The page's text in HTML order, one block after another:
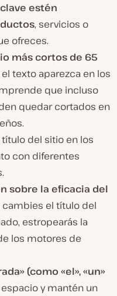
estén
, servicios o
ofreces.
más cortos de 65
texto aparezca en los
que incluso
quedar cortados en
título del sitio en los
con diferentes
sobre la eficacia del
cambies el título del
estropearás la
los motores de
(como «el», «un»
y mantén un